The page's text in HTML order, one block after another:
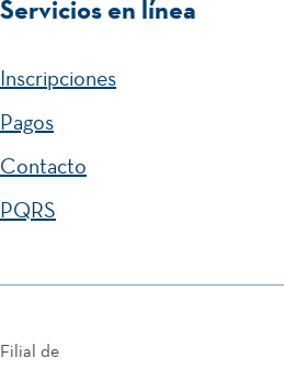
Servicios en línea
Inscripciones
Pagos
Contacto
PQRS
Filial de